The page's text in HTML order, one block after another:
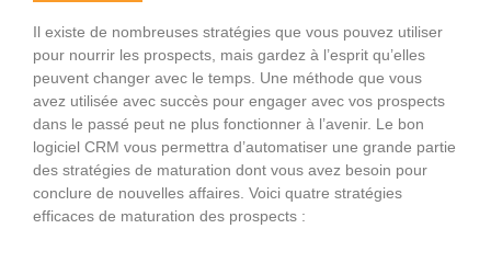
Il existe de nombreuses stratégies que vous pouvez utiliser
pour nourrir les prospects, mais gardez à l’esprit qu’elles
peuvent changer avec le temps. Une méthode que vous
avez utilisée avec succès pour engager avec vos prospects
dans le passé peut ne plus fonctionner à l’avenir. Le bon
logiciel CRM vous permettra d’automatiser une grande partie
des stratégies de maturation dont vous avez besoin pour
conclure de nouvelles affaires. Voici quatre stratégies
efficaces de maturation des prospects :